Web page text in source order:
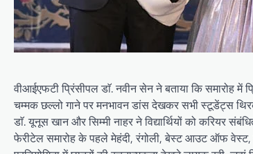
वीआईएफटी प्रिंसीपल डाॅ. नवीन सेन ने बताया कि समारोह में
चम्मक छल्लो गाने पर मनभावन डांस देखकर सभी स्टूडेंट्स
डाॅ. यूनूस खान और सिम्मी नाहर ने विद्यार्थियों को करियर
फेरीटेल समारोह के पहले मेहंदी, रंगोली, बेस्ट आउट ऑफ